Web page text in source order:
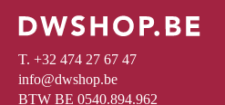
T. +32 474 27 67 47
info@dwshop.be
BTW BE 0540.894.962